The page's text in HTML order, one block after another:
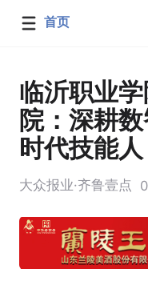
首页
临沂职业
院：深耕
时代技能人
大众报业·齐鲁壹点